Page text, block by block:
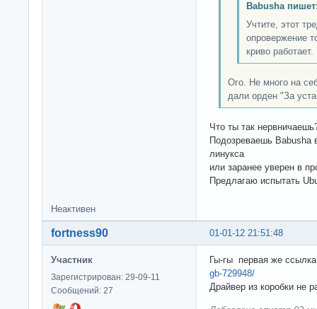
Babusha
Учтите, этот
опровержение
криво работает.
Ого. Не много на
дали орден "За
Что ты так
Подозреваешь Babusha
линукса
или заранее уверен в
Предлагаю испытать
Неактивен
01-01-12 21:51:48
fortness90
Участник
Зарегистрирован: 29-09-11
Сообщений: 27
Гы-гы первая же
gb-729948/
Драйвер из коробки не